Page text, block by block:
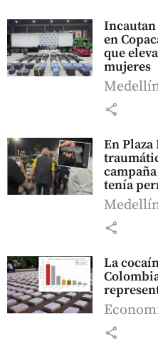
Incautan
en
que
mujeres
share
En
tenía
share
La
share